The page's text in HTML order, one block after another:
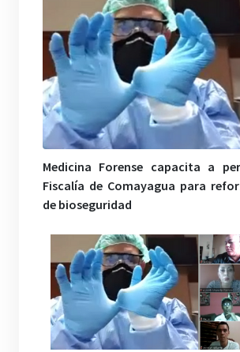
Medicina Forense capacita a
Fiscalía de Comayagua para
de bioseguridad